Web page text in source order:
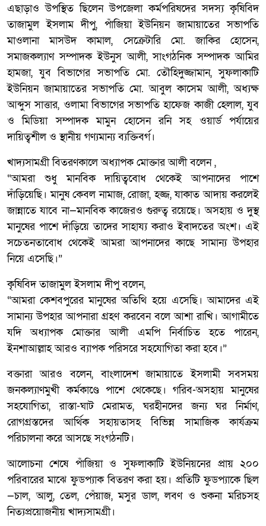
এছাড়াও উপস্থিত ছিলেন উপজেলা কর্মপরিষদের সদস্য কৃষিবিদ
তাজামুল ইসলাম দীপু, পাঁজিয়া ইউনিয়ন জামায়াতের সভাপতি
মাওলানা মাসউদ কামাল, সেক্রেটারি মো. জাকির হোসেন,
সমাজকল্যাণ সম্পাদক ইউনুস আলী, সাংগঠনিক সম্পাদক আমির
হামজা, যুব বিভাগের সভাপতি মো. তৌহিদুজ্জামান, সুফলাকাটি
ইউনিয়ন জামায়াতের সভাপতি মো. আবুল কাসেম আলী, অধ্যক্ষ
আব্দুস সাত্তার, ওলামা বিভাগের সভাপতি হাফেজ কাজী হেলাল, যুব
ও মিডিয়া সম্পাদক মামুন হোসেন রনি সহ ওয়ার্ড পর্যায়ের
দায়িত্বশীল ও স্থানীয় গণ্যমান্য ব্যক্তিবর্গ।
খাদ্যসামগ্রী বিতরণকালে অধ্যাপক মোক্তার আলী বলেন ,
“আমরা শুধু মানবিক দায়িত্ববোধ থেকেই আপনাদের পাশে
দাঁড়িয়েছি। মানুষ কেবল নামাজ, রোজা, হজ্জ, যাকাত আদায় করলেই
জান্নাতে যাবে না—মানবিক কাজেরও গুরুত্ব রয়েছে। অসহায় ও দুস্থ
মানুষের পাশে দাঁড়িয়ে তাদের সাহায্য করাও ইবাদতের অংশ। এই
সচেতনতাবোধ থেকেই আমরা আপনাদের কাছে সামান্য উপহার
নিয়ে এসেছি।”
কৃষিবিদ তাজামুল ইসলাম দীপু বলেন,
“আমরা কেশবপুরের মানুষের অতিথি হয়ে এসেছি। আমাদের এই
সামান্য উপহার আপনারা গ্রহণ করবেন বলে আশা রাখি। আগামীতে
যদি অধ্যাপক মোক্তার আলী এমপি নির্বাচিত হতে পারেন,
ইনশাআল্লাহ আরও ব্যাপক পরিসরে সহযোগিতা করা হবে।”
বক্তারা আরও বলেন, বাংলাদেশ জামায়াতে ইসলামী সবসময়
জনকল্যাণমুখী কর্মকাণ্ডে পাশে থেকেছে। গরিব-অসহায় মানুষের
সহযোগিতা, রাস্তা-ঘাট মেরামত, ঘরহীনদের জন্য ঘর নির্মাণ,
রোগগ্রস্তদের আর্থিক সহায়তাসহ বিভিন্ন সামাজিক কার্যক্রম
পরিচালনা করে আসছে সংগঠনটি।
আলোচনা শেষে পাঁজিয়া ও সুফলাকাটি ইউনিয়নের প্রায় ২০০
পরিবারের মাঝে ফুডপ্যাক বিতরণ করা হয়। প্রতিটি ফুডপ্যাকে ছিল
—চাল, আলু, তেল, পেঁয়াজ, মসুর ডাল, লবণ ও শুকনা মরিচসহ
নিত্যপ্রয়োজনীয় খাদ্যসামগ্রী।